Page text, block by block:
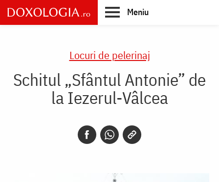
Skip
to
main
Meniu
Locuri de pelerinaj
Schitul „Sfântul Antonie” de
la Iezerul-Vâlcea